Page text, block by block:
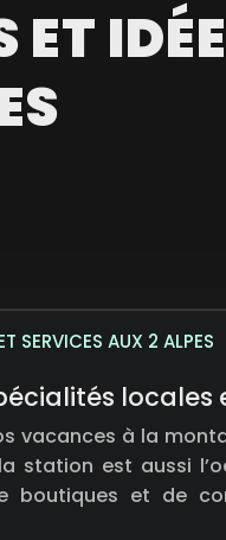
ET
SERVICES AUX 2 ALPES
locales
vacances à la
station est aussi
boutiques et de